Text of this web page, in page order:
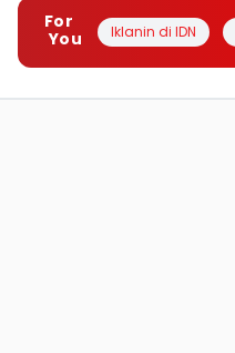
For
You
Iklanin di IDN